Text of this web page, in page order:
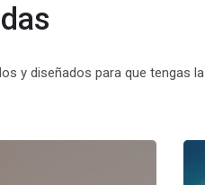
y diseñados para que tengas la